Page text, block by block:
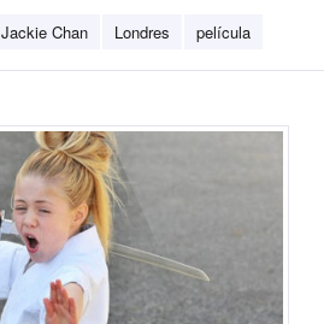
Jackie Chan Londres película